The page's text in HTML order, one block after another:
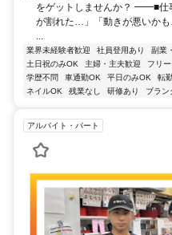
をゲットしませんか？
が割れた…」「動きが悪いか
...
業界未経験者歓迎 社員登用あり 副業
土日祝のみOK
主婦・主夫歓迎 フリ
学歴不問
車通勤OK 平日のみOK 転
ネイルOK
残業なし 研修あり ブラン
アルバイト・パート